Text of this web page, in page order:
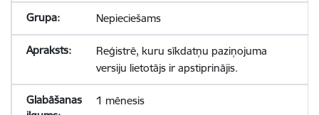
Nepieciešams
Reģistrē, kuru sīkdatņu paziņojuma
versiju lietotājs ir apstiprinājis.
1 mēnesis